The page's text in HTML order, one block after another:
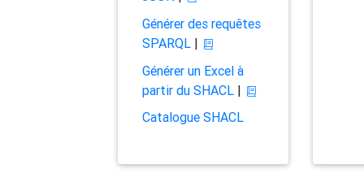
Générer des requêtes
SPARQL|
Générer un Excel à
partir du SHACL|
Catalogue SHACL